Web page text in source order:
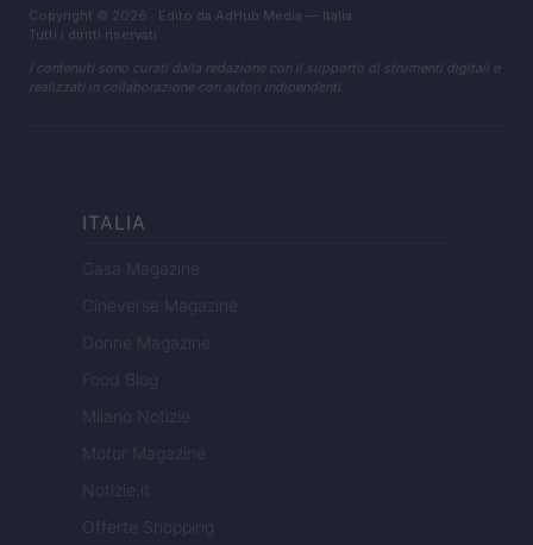
Copyright © 2026 · Edito da AdHub Media — Italia
Tutti i diritti riservati
I contenuti sono curati dalla redazione con il supporto di strumenti digitali e
realizzati in collaborazione con autori indipendenti.
ITALIA
Casa Magazine
Cineverse Magazine
Donne Magazine
Food Blog
Milano Notizie
Motor Magazine
Notizie.it
Offerte Shopping